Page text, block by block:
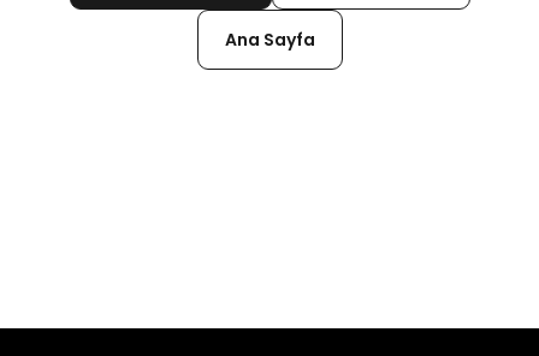
Ana Sayfa